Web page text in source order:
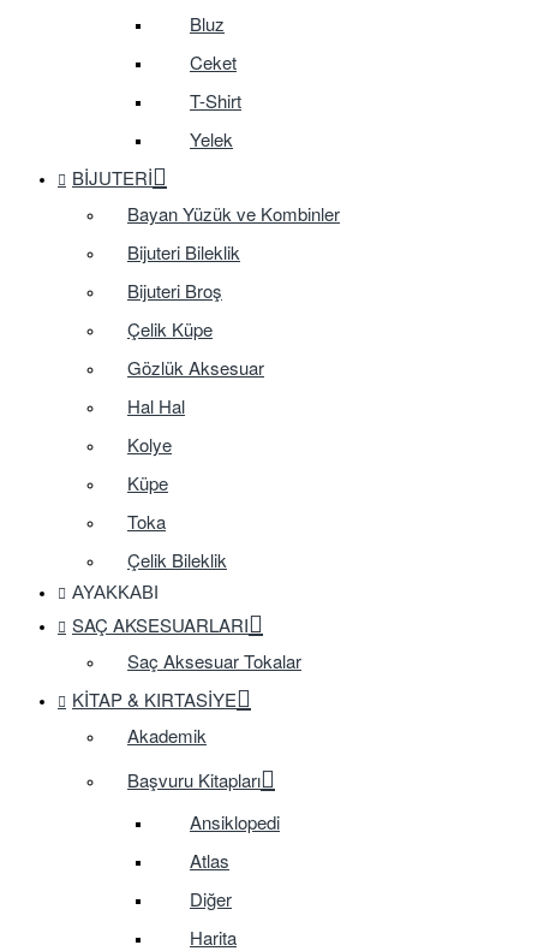
Bluz
Ceket
T-Shirt
Yelek
BIJUTERI
Bayan Yüzük ve Kombinler
Bijuteri Bileklik
Bijuteri Broş
Çelik Küpe
Gözlük Aksesuar
Hal Hal
Kolye
Küpe
Toka
Çelik Bileklik
AYAKKABI
SAÇ AKSESUARLARI
Saç Aksesuar Tokalar
KITAP & KIRTASIYE
Akademik
Başvuru Kitapları
Ansiklopedi
Atlas
Diğer
Harita